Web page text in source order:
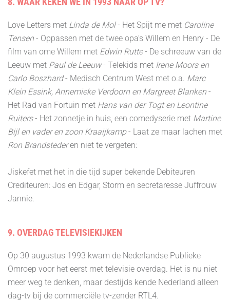
Love Letters met Linda de Mol- Het Spijt me met Caroline
Tensen - Oppassen met de twee opa’s Willem en Henry - De
film van ome Willem met Edwin Rutte- De schreeuw van de
Leeuw met Paul de Leeuw- Telekids met Irene Moors en
Carlo Boszhard- Medisch Centrum West met o.a. Marc
Klein Essink, Annemieke Verdoorn en Margreet Blanken -
Het Rad van Fortuin met Hans van der Togt en Leontine
Ruiters- Het zonnetje in huis, een comedyserie met Martine
Bijl en vader en zoon Kraaijkamp- Laat ze maar lachen met
Ron Brandstederen niet te vergeten:
Jiskefet met het in die tijd super bekende Debiteuren
Crediteuren: Jos en Edgar, Storm en secretaresse Juffrouw
Jannie.
9. OVERDAG TELEVISIEKIJKEN
Op 30 augustus 1993 kwam de Nederlandse Publieke
Omroep voor het eerst met televisie overdag. Het is nu niet
meer weg te denken, maar destijds kende Nederland alleen
dag-tv bij de commerciële tv-zender RTL4.